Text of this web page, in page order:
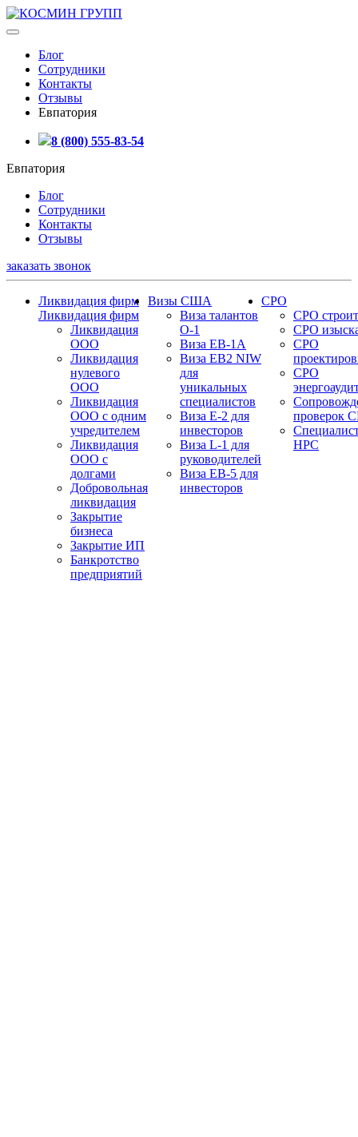
Блог
Сотрудники
Контакты
Отзывы
Евпатория
8 (800) 555-83-54
Евпатория
Блог
Сотрудники
Контакты
Отзывы
заказать звонок
Ликвидация фирм
Ликвидация фирм
Ликвидация
ООО
Ликвидация
нулевого
ООО
Ликвидация
ООО с одним
учредителем
Ликвидация
ООО с
долгами
Добровольная
ликвидация
Закрытие
бизнеса
Закрытие ИП
Банкротство
предприятий
Визы США
Виза талантов
О-1
Виза EB-1A
Виза EB2 NIW
для
уникальных
специалистов
Виза E-2 для
инвесторов
Виза L-1 для
руководителей
Виза EB-5 для
инвесторов
СРО
СРО
СРО
СРО
СРО
проверок
НРС